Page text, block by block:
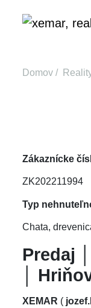
Domov
Zákaznícke
ZK202211994
Typ
Chata,
Predaj
│
XEMAR (